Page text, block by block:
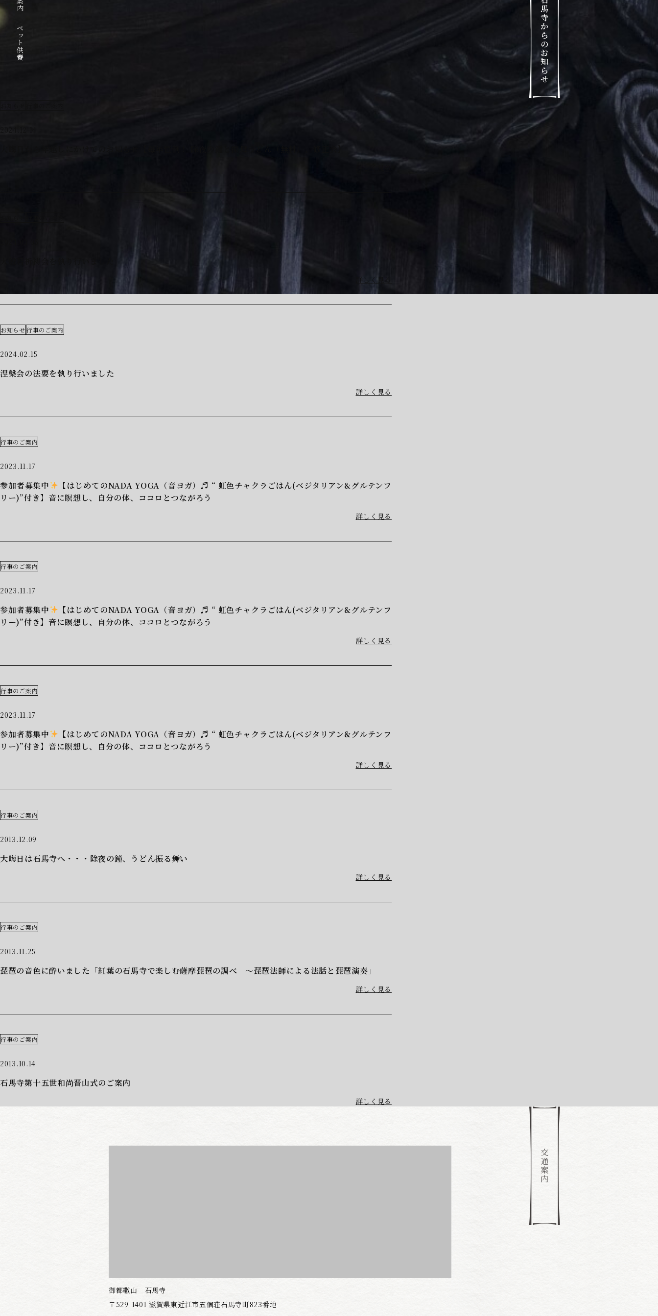
ペット供養
馬
寺
か
ら
の
お
知
ら
せ
詳しく見る
お知らせ行事のご案内
2024.02.15
涅槃会の法要を執り行いました
詳しく見る
行事のご案内
2023.11.17
参加者募集中
【はじめてのNADA YOGA（音ヨガ）♬ “ 虹色チャクラごはん(ベジタリアン&グルテンフ
リー)”付き】音に瞑想し、自分の体、ココロとつながろう
詳しく見る
行事のご案内
2023.11.17
参加者募集中
【はじめてのNADA YOGA（音ヨガ）♬ “ 虹色チャクラごはん(ベジタリアン&グルテンフ
リー)”付き】音に瞑想し、自分の体、ココロとつながろう
詳しく見る
行事のご案内
2023.11.17
参加者募集中
【はじめてのNADA YOGA（音ヨガ）♬ “ 虹色チャクラごはん(ベジタリアン&グルテンフ
リー)”付き】音に瞑想し、自分の体、ココロとつながろう
詳しく見る
行事のご案内
2013.12.09
大晦日は石馬寺へ・・・除夜の鐘、うどん振る舞い
詳しく見る
行事のご案内
2013.11.25
琵琶の音色に酔いました「紅葉の石馬寺で楽しむ薩摩琵琶の調べ ～琵琶法師による法話と琵琶演奏」
詳しく見る
行事のご案内
2013.10.14
石馬寺第十五世和尚晋山式のご案内
詳しく見る
御都繖山 石馬寺
〒529-1401 滋賀県東近江市五個荘石馬寺町823番地